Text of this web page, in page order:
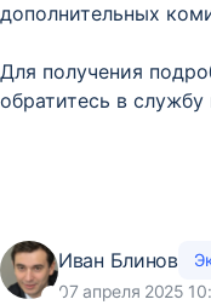
дополнительных
Для получения
обратитесь в
Иван Блинов
07 апреля 2025